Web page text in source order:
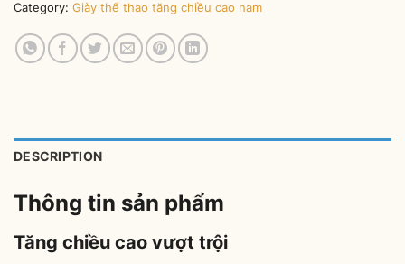
Category: Giày thể thao tăng chiều cao nam
DESCRIPTION
Thông tin sản phẩm
Tăng chiều cao vượt trội